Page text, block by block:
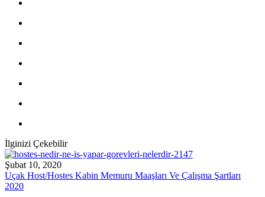
İlginizi Çekebilir
Şubat 10, 2020
Uçak Host/Hostes Kabin Memuru Maaşları Ve Çalışma Şartları
2020